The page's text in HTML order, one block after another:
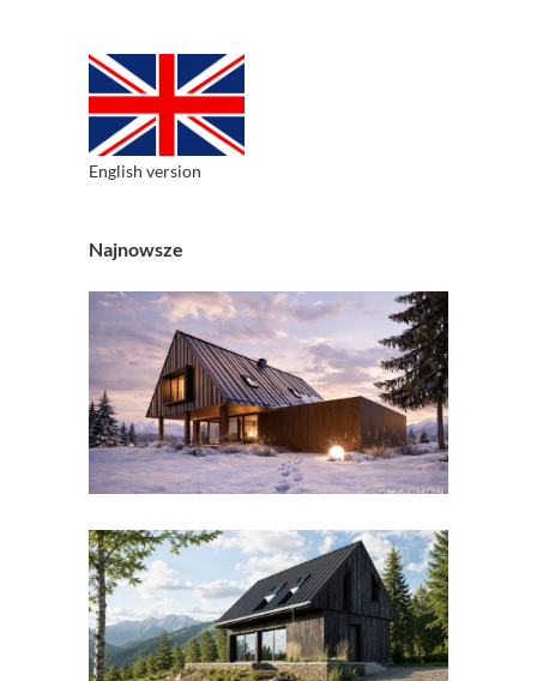
English version
Najnowsze